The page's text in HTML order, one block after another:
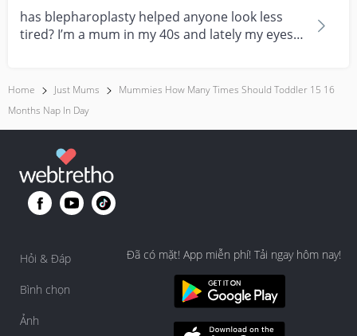
has blepharoplasty helped anyone look less
tired? I’m a mum in my 40s and lately my eyes
Home Just Mums
Mummies How Many Times Should Toddler 15 16
Months Nap In Day
Hỏi & Đáp
Bình chọn
Ảnh
Đã có mặt! App miễn phí! Tải ngay hôm nay!